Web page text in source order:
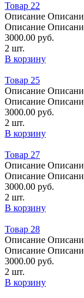
Товар 22
Oписание
Oписание
3000.00 руб.
2 шт.
В корзину
Товар 25
Oписание
Oписание
3000.00 руб.
2 шт.
В корзину
Товар 27
Oписание
Oписание
3000.00 руб.
2 шт.
В корзину
Товар 28
Oписание
Oписание
3000.00 руб.
2 шт.
В корзину